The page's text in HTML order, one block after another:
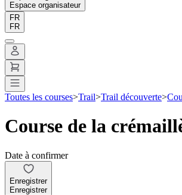
Espace organisateur
FR
FR
Toutes les courses>Trail>Trail découverte>
Course de la
Date à confirmer
Enregistrer
Enregistrer